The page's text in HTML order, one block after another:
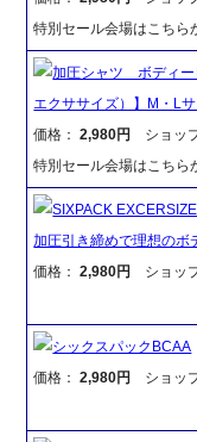
特別セール会場はこちら
加圧シャツ ボディー
エクササイズ）】M・L
価格：2,980円
ショッ
特別セール会場はこちら
SIXPACK
加圧引き締めで理想のボ
価格：2,980円 ショッ
シックスパックBCAA
価格：2,980円 ショッ